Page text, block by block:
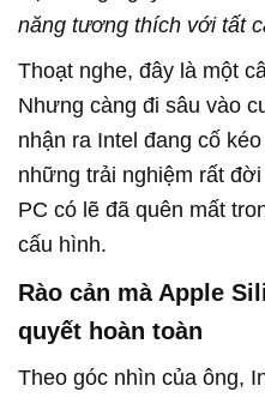
năng tương thích với tất
Thoạt nghe, đây là một
Nhưng càng đi sâu vào
nhận ra Intel đang cố
những trải nghiệm rất
PC có lẽ đã quên mất
cấu hình.
Rào cản mà Apple
quyết hoàn toàn
Theo góc nhìn của ông,